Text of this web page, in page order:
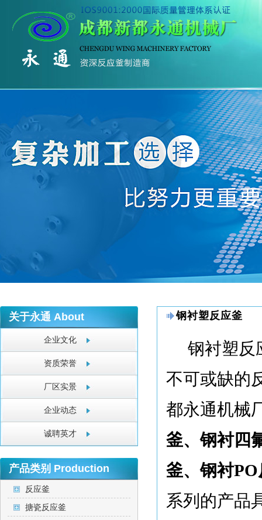
钢衬塑反应釜
钢衬塑反
不可或缺的
都永通机械
釜、钢衬四
釜、钢衬
系列的产品
关于永通 About
企业文化
资质荣誉
厂区实景
企业动态
诚聘英才
产品类别 Production
反应釜
搪瓷反应釜